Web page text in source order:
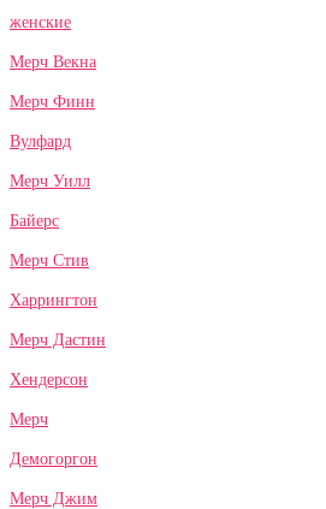
женские
Мерч Векна
Мерч Финн
Вулфард
Мерч Уилл
Байерс
Мерч Стив
Харрингтон
Мерч Дастин
Хендерсон
Мерч
Демогоргон
Мерч Джим